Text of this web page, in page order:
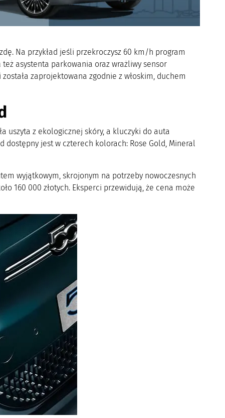
Na przykład jeśli przekroczysz 60 km/h program
asystenta parkowania oraz wrażliwy sensor
zaprojektowana zgodnie z włoskim, duchem
uszyta z ekologicznej skóry, a kluczyki do auta
dostępny jest w czterech kolorach: Rose Gold, Mineral
wyjątkowym, skrojonym na potrzeby nowoczesnych
160 000 złotych. Eksperci przewidują, że cena może